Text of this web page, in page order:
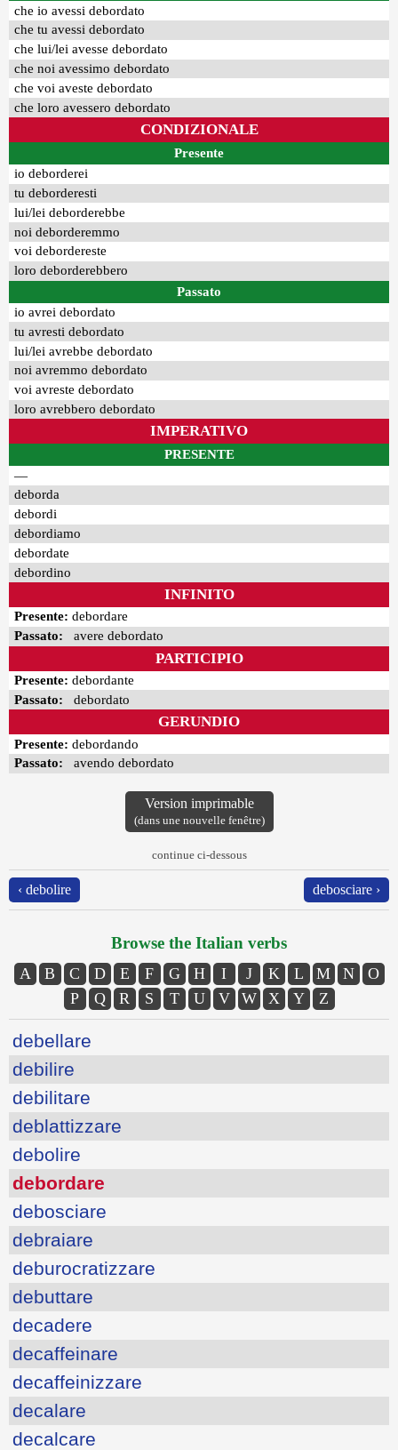
che io avessi debordato
che tu avessi debordato
che lui/lei avesse debordato
che noi avessimo debordato
che voi aveste debordato
che loro avessero debordato
CONDIZIONALE
Presente
io deborderei
tu deborderesti
lui/lei deborderebbe
noi deborderemmo
voi debordereste
loro deborderebbero
Passato
io avrei debordato
tu avresti debordato
lui/lei avrebbe debordato
noi avremmo debordato
voi avreste debordato
loro avrebbero debordato
IMPERATIVO
PRESENTE
—
deborda
debordi
debordiamo
debordate
debordino
INFINITO
Presente: debordare
Passato: avere debordato
PARTICIPIO
Presente: debordante
Passato: debordato
GERUNDIO
Presente: debordando
Passato: avendo debordato
Version imprimable
(dans une nouvelle fenêtre)
continue ci-dessous
‹ debolire debosciare ›
Browse the Italian verbs
A B C D E F G H I J K L M N
O
P
Q R S T U V W X Y Z
debellare
debilire
debilitare
deblattizzare
debolire
debordare
debosciare
debraiare
deburocratizzare
debuttare
decadere
decaffeinare
decaffeinizzare
decalare
decalcare